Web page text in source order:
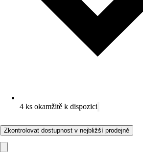
4 ks okamžitě k dispozici
Zkontrolovat dostupnost v nejbližší prodejně